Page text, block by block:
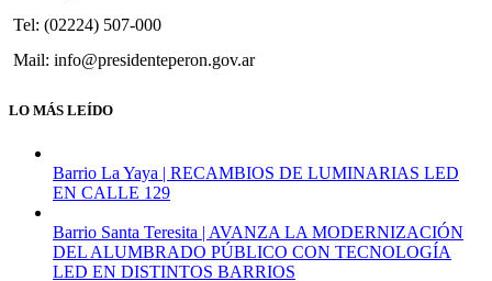
Tel: (02224) 507-000
Mail: info@presidenteperon.gov.ar
LO MÁS LEÍDO
Barrio La Yaya | RECAMBIOS DE LUMINARIAS LED
EN CALLE 129
Barrio Santa Teresita | AVANZA LA MODERNIZACIÓN
DEL ALUMBRADO PÚBLICO CON TECNOLOGÍA
LED EN DISTINTOS BARRIOS